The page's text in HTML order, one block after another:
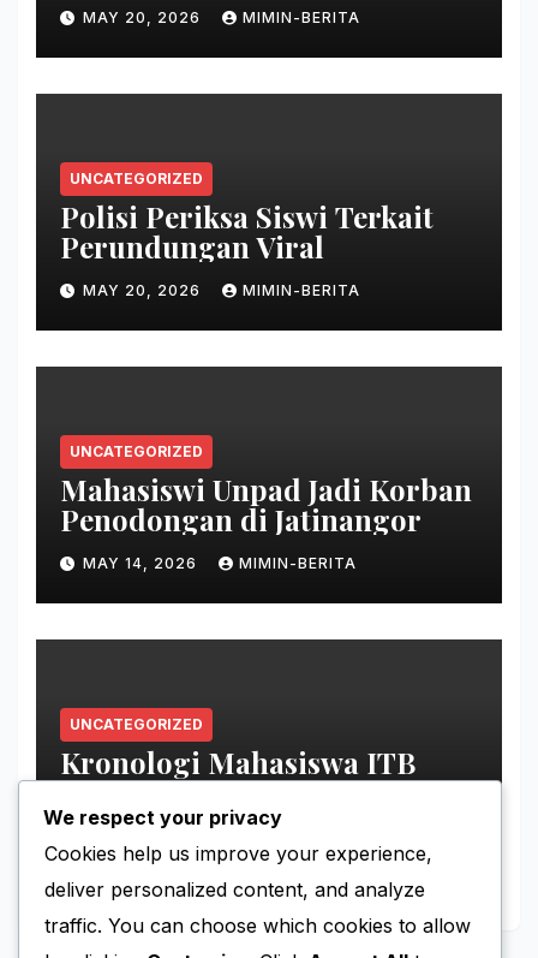
MAY 20, 2026 MIMIN-BERITA
UNCATEGORIZED
Polisi Periksa Siswi Terkait
Perundungan Viral
MAY 20, 2026 MIMIN-BERITA
UNCATEGORIZED
Mahasiswi Unpad Jadi Korban
Penodongan di Jatinangor
MAY 14, 2026 MIMIN-BERITA
UNCATEGORIZED
Kronologi Mahasiswa ITB
Hilang di Gunung Puntang
We respect your privacy
Cookies help us improve your experience,
deliver personalized content, and analyze
traffic. You can choose which cookies to allow